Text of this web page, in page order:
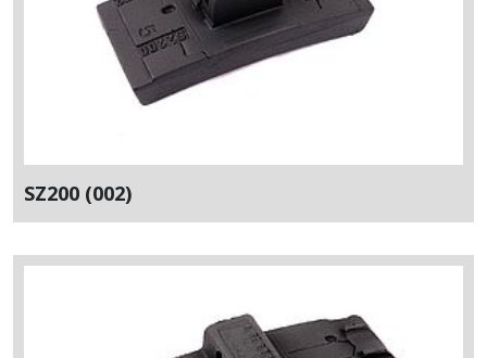
SZ200 (002)